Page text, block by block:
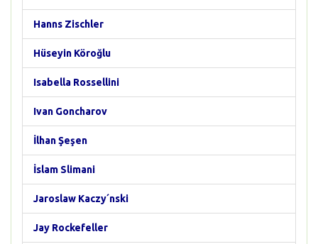
Hanns Zischler
Hüseyin Köroğlu
Isabella Rossellini
Ivan Goncharov
İlhan Şeşen
İslam Slimani
Jaroslaw Kaczy´nski
Jay Rockefeller